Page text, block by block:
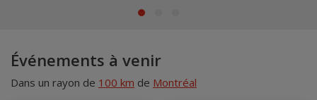
Événements à venir
Dans un rayon de 100 km de Montréal